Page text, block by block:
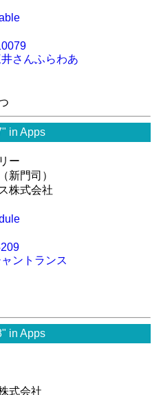
さんふらわあ
in Apps
ー
新門司）
株式会社
ントランス
in Apps
式会社